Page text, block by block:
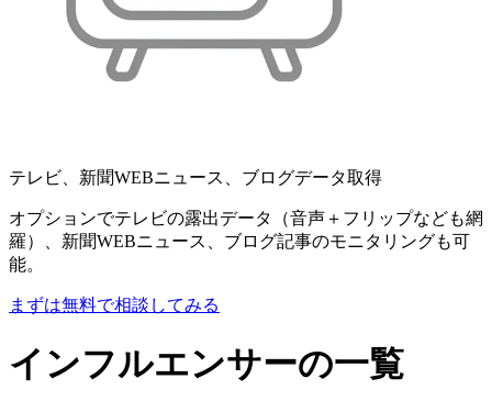
テレビ、新聞WEBニュース、ブログデータ取得
オプションでテレビの露出データ（音声＋フリップなども網
羅）、新聞WEBニュース、ブログ記事のモニタリングも可
能。
まずは無料で相談してみる
インフルエンサーの一覧